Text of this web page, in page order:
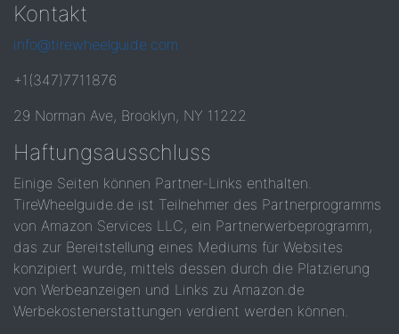
Kontakt
info@tirewheelguide.com
+1(347)7711876
29 Norman Ave, Brooklyn, NY 11222
Haftungsausschluss
Einige Seiten können Partner-Links enthalten.
TireWheelguide.de ist Teilnehmer des Partnerprogramms
von Amazon Services LLC, ein Partnerwerbeprogramm,
das zur Bereitstellung eines Mediums für Websites
konzipiert wurde, mittels dessen durch die Platzierung
von Werbeanzeigen und Links zu Amazon.de
Werbekostenerstattungen verdient werden können.